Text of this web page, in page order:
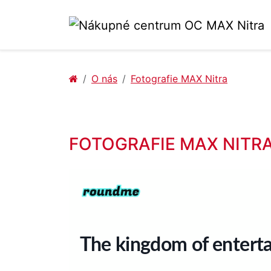
O nás Fotografie MAX Nitra
FOTOGRAFIE MAX